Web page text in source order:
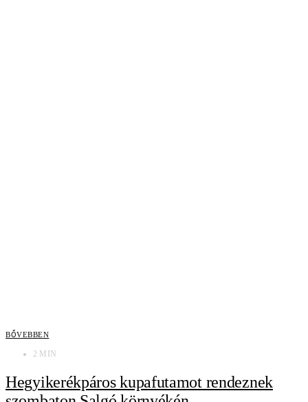
BŐVEBBEN
2 MIN
Hegyikerékpáros kupafutamot rendeznek